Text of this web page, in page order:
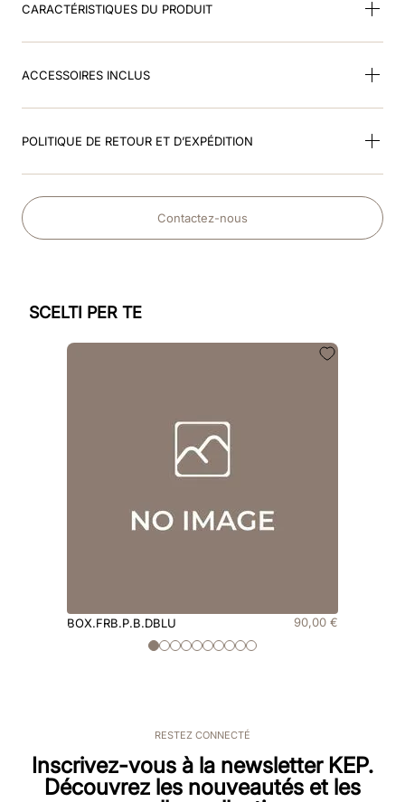
CARACTÉRISTIQUES DU PRODUIT
ACCESSOIRES INCLUS
POLITIQUE DE RETOUR ET D’EXPÉDITION
Contactez-nous
SCELTI PER TE
BOX.FRB.P.B.DBLU 90,00 €
RESTEZ CONNECTÉ
Inscrivez-vous à la newsletter KEP.
Découvrez les nouveautés et les